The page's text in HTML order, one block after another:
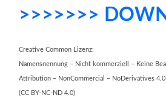
>>>>>>>
Creative Common Lizenz:
Namensnennung – Nicht kommerziell – Keine
Attribution – NonCommercial – NoDerivatives 4.0
(CC BY-NC-ND 4.0)